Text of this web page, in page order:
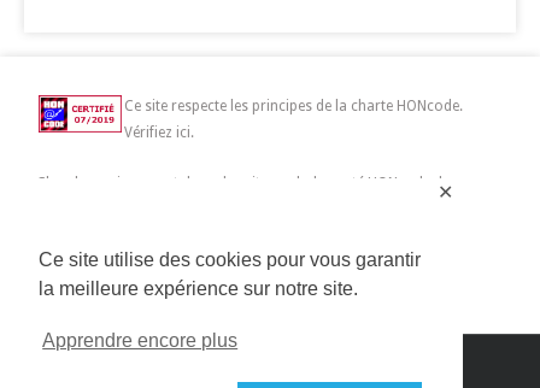
Ce site utilise des cookies pour vous garantir
la meilleure expérience sur notre site.
Apprendre encore plus
✕
Ce site respecte les principes de la charte HONcode.
Vérifiez ici.
Chercher uniquement dans des sites web de santé HONcode de